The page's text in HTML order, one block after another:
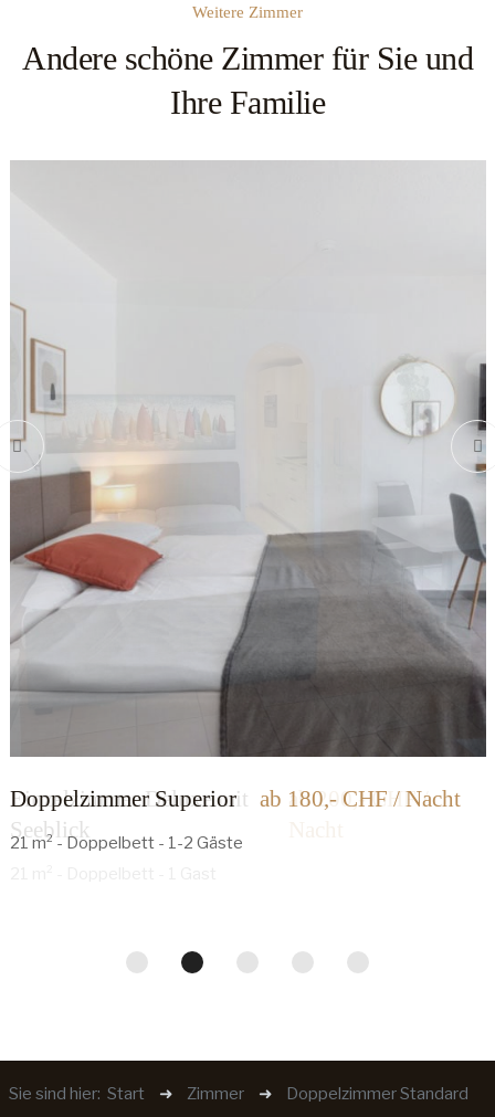
Weitere Zimmer
Andere schöne Zimmer für Sie und
Ihre Familie
Doppelzimmer Superior ab 180,- CHF / Nacht
21 m² - Doppelbett - 1-2 Gäste
Sie sind hier:Start Zimmer Doppelzimmer Standard